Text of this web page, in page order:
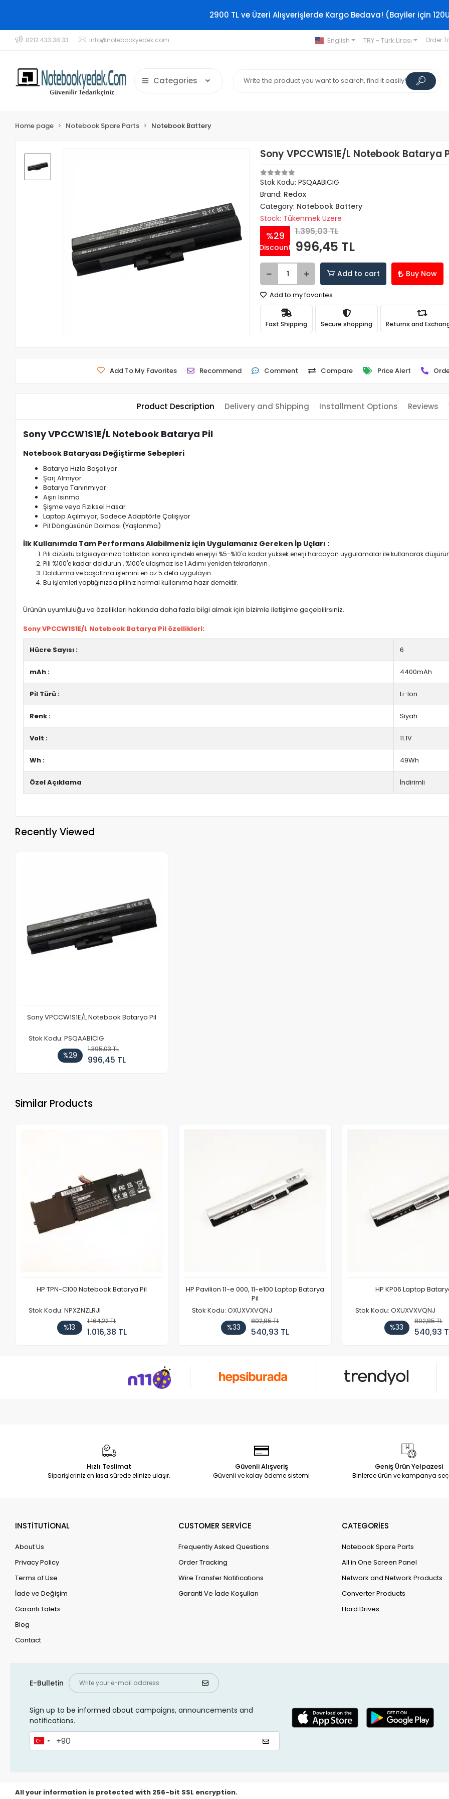
2900 TL ve Üzeri Alışverişlerde Kargo Bedava! (Bayiler için
0212 433 38 33 info@notebookyedek.com English TRY - Türk Lirası Order
Categories
Home page Notebook Spare Parts Notebook Battery
Sony VPCCW1S1E/L Notebook Batarya
Stok Kodu: PSQAABICIG
Brand: Redox
Category: Notebook Battery
Stock: Tükenmek Üzere
%29
Discount
1.395,03 TL
996,45 TL
Add to cart Buy Now
Add to my favorites
Fast Shipping Secure shopping Returns and
Add To My Favorites Recommend Comment Compare Price Alert
Product Description Delivery and Shipping Installment Options Reviews
Sony VPCCW1S1E/L Notebook Batarya Pil
Notebook Bataryası Değiştirme Sebepleri
Batarya Hızla Boşalıyor
Şarj Almıyor
Batarya Tanınmıyor
Aşırı Isınma
Şişme veya Fiziksel Hasar
Laptop Açılmıyor, Sadece Adaptörle Çalışıyor
Pil Döngüsünün Dolması (Yaşlanma)
İlk Kullanımda Tam Performans Alabilmeniz için Uygulamanız Gereken İp Uçları :
Pili dizüstü bilgisayarınıza taktıktan sonra içindeki enerjiyi %5-%10'a kadar yüksek enerji harcayan uygulamalar ile kullanarak
Pili %100'e kadar doldurun , %100'e ulaşmaz ise 1.Adımı yeniden tekrarlaryın .
Doldurma ve boşaltma işlemini en az 5 defa uygulayın.
Bu işlemleri yaptığınızda piliniz normal kullanıma hazır demektir.
Ürünün uyumluluğu ve özellikleri hakkında daha fazla bilgi almak için bizimle iletişime geçebilirsiniz.
Sony VPCCW1S1E/L Notebook Batarya Pil özellikleri:
Hücre Sayısı : 6
mAh : 4400mAh
Pil Türü : Li-Ion
Renk : Siyah
Volt : 11.1V
Wh : 49Wh
Özel Açıklama İndirimli
Recently Viewed
Sony VPCCW1S1E/L Notebook Batarya Pil
Stok Kodu: PSQAABICIG
%29
1.395,03 TL
996,45 TL
Similar Products
HP TPN-C100 Notebook Batarya Pil
Stok Kodu: NPXZNZLRJI
%13
1.164,22 TL
1.016,38 TL
HP Pavilion 11-e 000, 11-e100 Laptop Batarya
Pil
Stok Kodu: OXUXVXVQNJ
%33
802,85 TL
540,93 TL
HP KP06 Laptop
Stok Kodu: OXUXVXVQNJ
%33
802,85 TL
540,93
Hızlı Teslimat
Siparişleriniz en kısa sürede elinize ulaşır.
Güvenli Alışveriş
Güvenli ve kolay ödeme sistemi
Geniş Ürün Yelpazesi
Binlerce ürün ve kampanya
INSTİTUTİONAL
About Us
Privacy Policy
Terms of Use
İade ve Değişim
Garanti Talebi
Blog
Contact
CUSTOMER SERVİCE
Frequently Asked Questions
Order Tracking
Wire Transfer Notifications
Garanti Ve İade Koşulları
CATEGORİES
Notebook Spare Parts
All in One Screen Panel
Network and Network Products
Converter Products
Hard Drives
E-Bulletin
Sign up to be informed about campaigns, announcements and
notifications.
All your information is protected with 256-bit SSL encryption.